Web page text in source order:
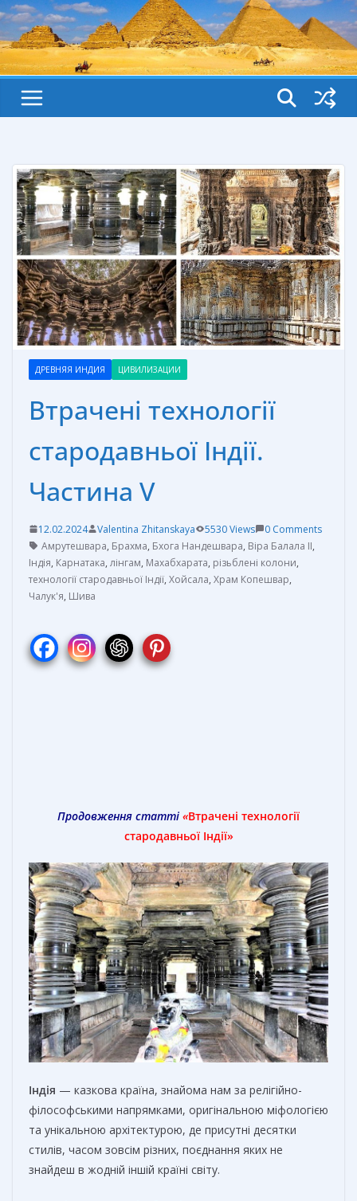
ДРЕВНЯЯ ИНДИЯ ЦИВИЛИЗАЦИИ
Втрачені технології
стародавньої Індії.
Частина V
12.02.2024 Valentina Zhitanskaya 5530 Views
0 Comments
Амрутешвара, Брахма, Бхога Нандешвара, Віра Балала II,
Індія, Карнатака, лінгам, Махабхарата, різьблені колони,
технології стародавньої Індії, Хойсала, Храм Копешвар,
Чалук'я, Шива
Продовження статті «Втрачені технології
стародавньої Індії»
Індія — казкова країна, знайома нам за релігійно-
філософськими напрямками, оригінальною міфологією
та унікальною архітектурою, де присутні десятки
стилів, часом зовсім різних, поєднання яких не
знайдеш в жодній іншій країні світу.